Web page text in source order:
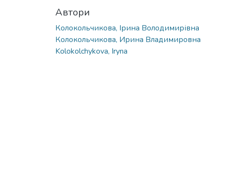
Автори
Колокольчикова, Ірина Володимирівна
Колокольчикова, Ирина Владимировна
Kolokolchykova, Iryna